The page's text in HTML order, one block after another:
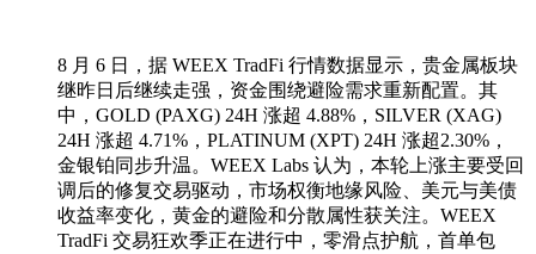
8 月 6 日，据 WEEX TradFi 行情数据显示，贵金属板块
继昨日后继续走强，资金围绕避险需求重新配置。其
中，GOLD (PAXG) 24H 涨超 4.88%，SILVER (XAG)
24H 涨超 4.71%，PLATINUM (XPT) 24H 涨超2.30%，
金银铂同步升温。WEEX Labs 认为，本轮上涨主要受回
调后的修复交易驱动，市场权衡地缘风险、美元与美债
收益率变化，黄金的避险和分散属性获关注。WEEX
TradFi 交易狂欢季正在进行中，零滑点护航，首单包